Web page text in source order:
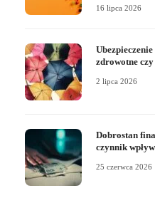
16 lipca 2026
zdrowotne
2 lipca 2026
Dobrostan
czynnik
25 czerwca 2026